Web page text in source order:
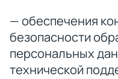
— обеспечения
безопасности
персональных
технической